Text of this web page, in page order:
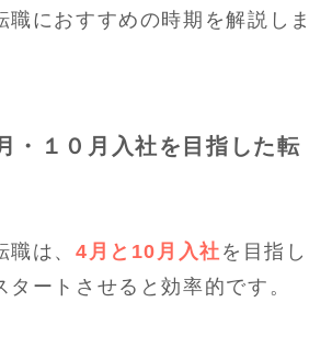
職におすすめの時期を解説しま
・１０月入社を目指した転
職は、4月と10月入社 を目指し
タートさせると効率的です。